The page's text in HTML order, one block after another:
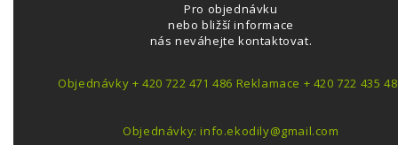
Pro objednávku
nebo bližší informace
nás neváhejte kontaktovat.
Objednávky + 420 722 471 486 Reklamace + 420 722 435
Objednávky: info.ekodily@gmail.com